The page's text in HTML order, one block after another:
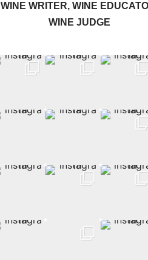
WINE WRITER, WINE
WINE JUDGE